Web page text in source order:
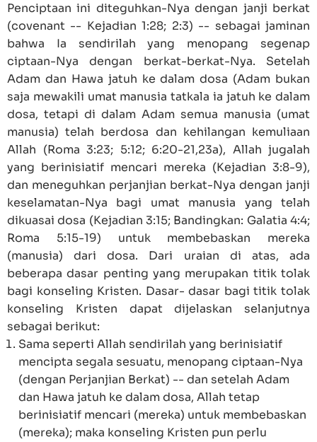
Penciptaan ini diteguhkan-Nya dengan janji berkat
(covenant -- Kejadian 1:28; 2:3) -- sebagai jaminan
bahwa Ia sendirilah yang menopang segenap
ciptaan-Nya dengan berkat-berkat-Nya. Setelah
Adam dan Hawa jatuh ke dalam dosa (Adam bukan
saja mewakili umat manusia tatkala ia jatuh ke dalam
dosa, tetapi di dalam Adam semua manusia (umat
manusia) telah berdosa dan kehilangan kemuliaan
Allah (Roma 3:23; 5:12; 6:20-21,23a), Allah jugalah
yang berinisiatif mencari mereka (Kejadian 3:8-9),
dan meneguhkan perjanjian berkat-Nya dengan janji
keselamatan-Nya bagi umat manusia yang telah
dikuasai dosa (Kejadian 3:15; Bandingkan: Galatia 4:4;
Roma 5:15-19) untuk membebaskan mereka
(manusia) dari dosa. Dari uraian di atas, ada
beberapa dasar penting yang merupakan titik tolak
bagi konseling Kristen. Dasar- dasar bagi titik tolak
konseling Kristen dapat dijelaskan selanjutnya
sebagai berikut:
Sama seperti Allah sendirilah yang berinisiatif
mencipta segala sesuatu, menopang ciptaan-Nya
(dengan Perjanjian Berkat) -- dan setelah Adam
dan Hawa jatuh ke dalam dosa, Allah tetap
berinisiatif mencari (mereka) untuk membebaskan
(mereka); maka konseling Kristen pun perlu